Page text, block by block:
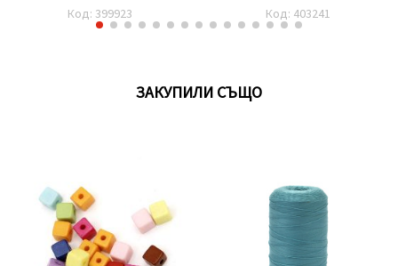
Код: 399923 Код: 403241
ЗАКУПИЛИ СЪЩО